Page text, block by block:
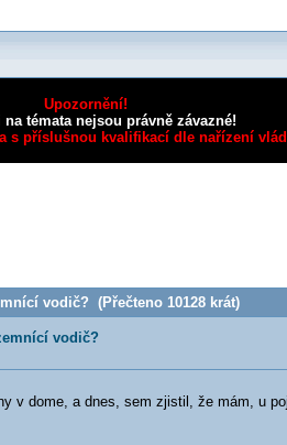
Upozornění!
na témata nejsou právně závazné!
s příslušnou kvalifikací dle nařízení
vodič? (Přečteno 10128 krát)
vodič?
v dome, a dnes, sem zjistil, že mám, u